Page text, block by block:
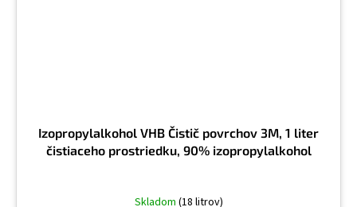
Izopropylalkohol VHB Čistič povrchov 3M, 1 liter
čistiaceho prostriedku, 90% izopropylalkohol
Skladom (18 litrov)